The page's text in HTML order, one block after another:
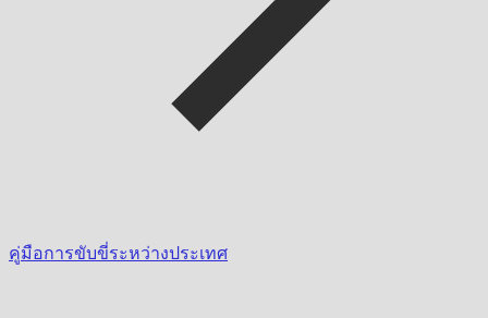
คู่มือการขับขี่ระหว่างประเทศ